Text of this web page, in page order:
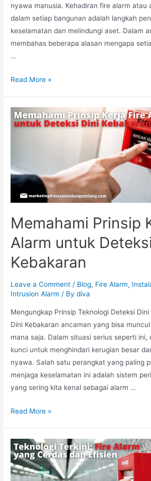
nyawa manusia. Kehadiran fire alarm atau
dalam setiap bangunan adalah langkah
keselamatan dan melindungi aset. Dalam
membahas beberapa alasan mengapa
…
Alasan
Bangunan
Harus
Fire
Alarm
Read More »
Memahami Prinsip
Alarm untuk
Kebakaran
Leave a Comment / Blog, Fire Alarm,
Intrusion Alarm / Bydiva
Mengungkap Prinsip Teknologi Deteksi
Dini Kebakaran ancaman yang bisa
mana saja. Dalam situasi serius seperti ini,
kunci untuk menghindari kerugian besar
nyawa. Salah satu perangkat yang paling
menjaga keselamatan ini adalah sistem
yang sering kita kenal sebagai alarm …
Memahami
Fire
Alarm
untuk
Read More »